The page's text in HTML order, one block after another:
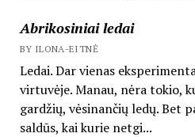
Abrikosiniai ledai
BY ILONA-EITNĖ
Ledai. Dar vienas
virtuvėje. Manau, nėra tokio,
gardžių, vėsinančių ledų. Bet
saldūs, kai kurie netgi...